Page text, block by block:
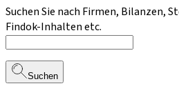
Suchen Sie nach Firmen, Bilanzen,
Findok-Inhalten etc.
Suchen